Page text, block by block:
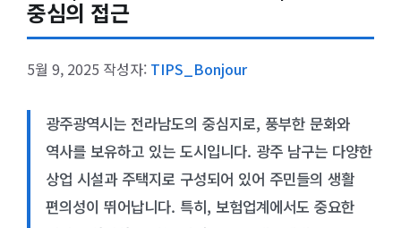
중심의 접근
5월 9, 2025 작성자: TIPS_Bonjour
광주광역시는 전라남도의 중심지로, 풍부한 문화와
역사를 보유하고 있는 도시입니다. 광주 남구는 다양한
상업 시설과 주택지로 구성되어 있어 주민들의 생활
편의성이 뛰어납니다. 특히, 보험업계에서도 중요한